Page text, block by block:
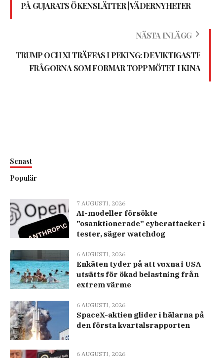
PÅ GUJARATS ÖKENSLÄTTER | VÄDERNYHETER
NÄSTA INLÄGG
TRUMP OCH XI TRÄFFAS I PEKING: DE VIKTIGASTE
FRÅGORNA SOM FORMAR TOPPMÖTET I KINA
Senast
Populär
7 AUGUSTI, 2026
AI-modeller försökte
”osanktionerade” cyberattacker i
tester, säger watchdog
6 AUGUSTI, 2026
Enkäten tyder på att vuxna i USA
utsätts för ökad belastning från
extrem värme
6 AUGUSTI, 2026
SpaceX-aktien glider i hälarna på
den första kvartalsrapporten
6 AUGUSTI, 2026